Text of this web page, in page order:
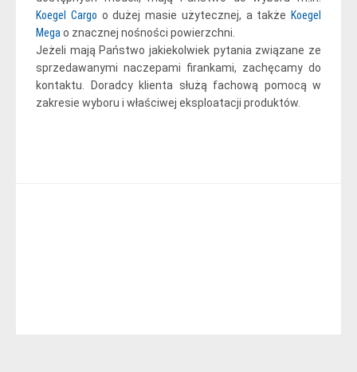
Koegel Cargo o dużej masie użytecznej, a także Koegel
Mega o znacznej nośności powierzchni.
Jeżeli mają Państwo jakiekolwiek pytania związane ze
sprzedawanymi naczepami firankami, zachęcamy do
kontaktu. Doradcy klienta służą fachową pomocą w
zakresie wyboru i właściwej eksploatacji produktów.